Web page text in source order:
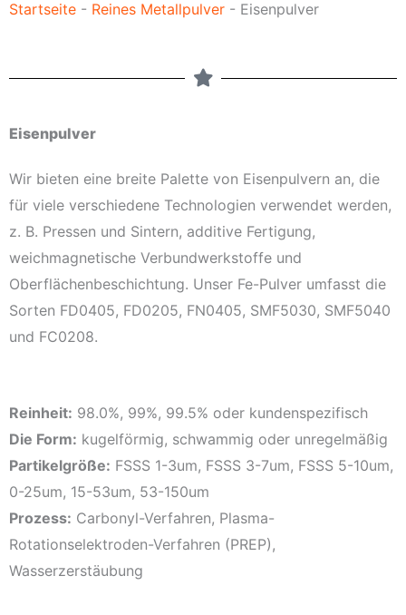
Startseite - Reines Metallpulver - Eisenpulver
Eisenpulver
Wir bieten eine breite Palette von Eisenpulvern an, die
für viele verschiedene Technologien verwendet werden,
z. B. Pressen und Sintern, additive Fertigung,
weichmagnetische Verbundwerkstoffe und
Oberflächenbeschichtung. Unser Fe-Pulver umfasst die
Sorten FD0405, FD0205, FN0405, SMF5030, SMF5040
und FC0208.
Reinheit: 98.0%, 99%, 99.5% oder kundenspezifisch
Die Form: kugelförmig, schwammig oder unregelmäßig
Partikelgröße: FSSS 1-3um, FSSS 3-7um, FSSS 5-10um,
0-25um, 15-53um, 53-150um
Prozess: Carbonyl-Verfahren, Plasma-
Rotationselektroden-Verfahren (PREP),
Wasserzerstäubung